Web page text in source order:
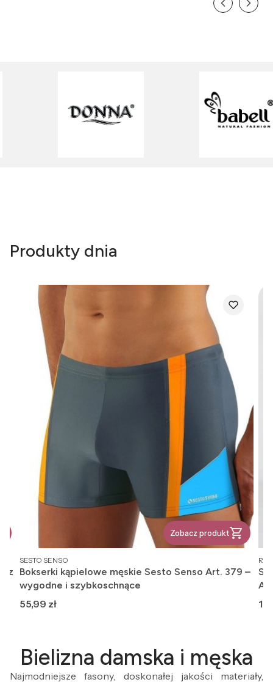
Produkty dnia
z
Zobacz produkt
PRODUCENT
SESTO SENSO
Bokserki kąpielowe męskie Sesto Senso Art. 379 –
wygodne i szybkoschnące
Cena
55,99 zł
Bielizna damska i męska
Najmodniejsze fasony, doskonałej jakości materiały,